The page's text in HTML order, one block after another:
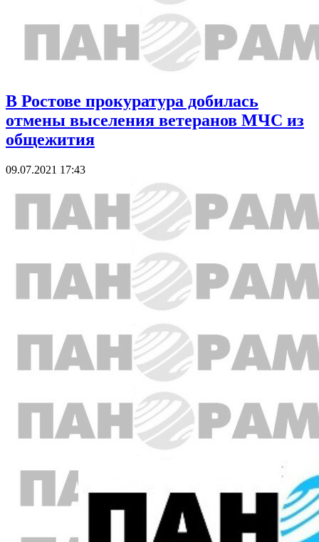
В Ростове прокуратура добилась
отмены выселения ветеранов МЧС из
общежития
09.07.2021 17:43